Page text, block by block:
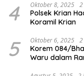
4 Oktober 8, 2025
Polsek Krian
Koramil Krian
5 Oktober 6, 2025
Korem 084/